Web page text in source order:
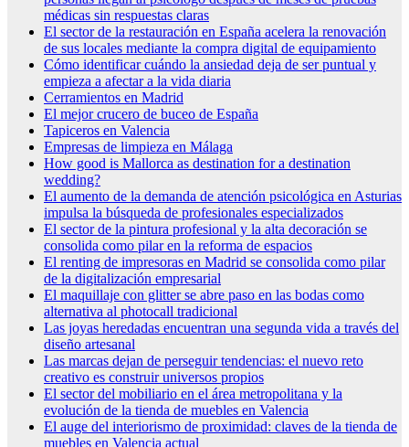
médicas sin respuestas claras
El sector de la restauración en España acelera la renovación
de sus locales mediante la compra digital de equipamiento
Cómo identificar cuándo la ansiedad deja de ser puntual y
empieza a afectar a la vida diaria
Cerramientos en Madrid
El mejor crucero de buceo de España
Tapiceros en Valencia
Empresas de limpieza en Málaga
How good is Mallorca as destination for a destination
wedding?
El aumento de la demanda de atención psicológica en Asturias
impulsa la búsqueda de profesionales especializados
El sector de la pintura profesional y la alta decoración se
consolida como pilar en la reforma de espacios
El renting de impresoras en Madrid se consolida como pilar
de la digitalización empresarial
El maquillaje con glitter se abre paso en las bodas como
alternativa al photocall tradicional
Las joyas heredadas encuentran una segunda vida a través del
diseño artesanal
Las marcas dejan de perseguir tendencias: el nuevo reto
creativo es construir universos propios
El sector del mobiliario en el área metropolitana y la
evolución de la tienda de muebles en Valencia
El auge del interiorismo de proximidad: claves de la tienda de
muebles en Valencia actual